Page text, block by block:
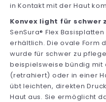
in Kontakt mit der Haut
Konvex light für schwer
SenSura® Flex
erhältlich. Die ovale Form
wurde für schwer zu
beispielsweise bündig mit
(retrahiert) oder in einer
übt leichten, direkten
Haut aus. Sie ermöglicht